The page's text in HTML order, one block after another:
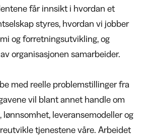
får innsikt i hvordan et
styres, hvordan vi jobber
og forretningsutvikling, og
organisasjonen samarbeider.
med reelle problemstillinger fra
vil blant annet handle om
leveransemodeller og
tjenestene våre. Arbeidet